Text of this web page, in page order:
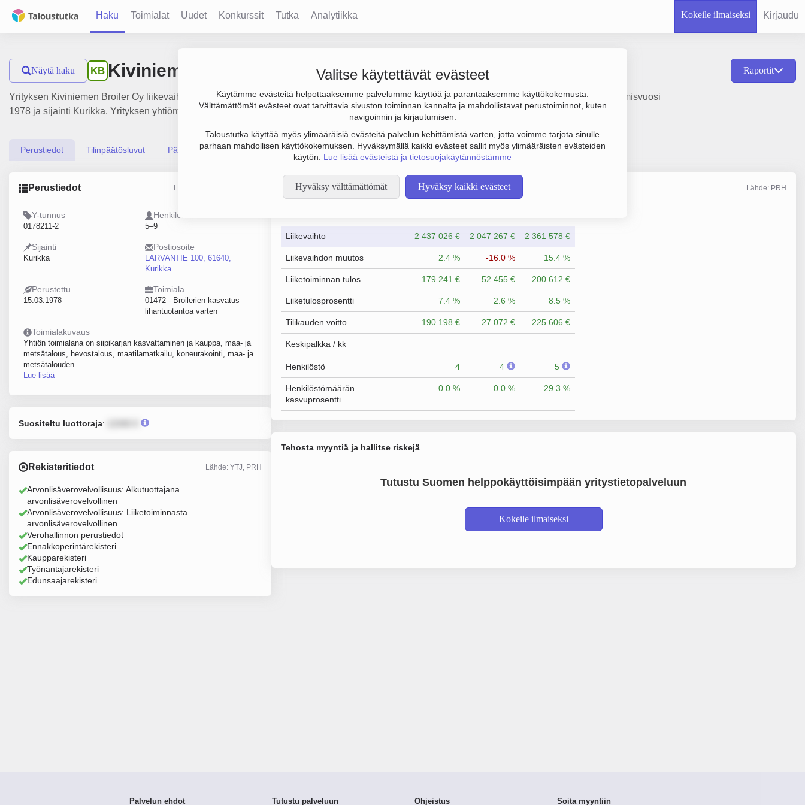
Haku Toimialat Uudet Konkurssit Tutka Analytiikka Kokeile ilmaiseksi Kirjaudu
Valitse käytettävät evästeet
Käytämme evästeitä helpottaaksemme palvelumme käyttöä ja parantaaksemme käyttökokemusta.
Välttämättömät evästeet ovat tarvittavia sivuston toiminnan kannalta ja mahdollistavat perustoiminnot, kuten
navigoinnin ja kirjautumisen.
Taloustutka käyttää myös ylimääräisiä evästeitä palvelun kehittämistä varten, jotta voimme tarjota sinulle
parhaan mahdollisen käyttökokemuksen. Hyväksymällä kaikki evästeet sallit myös ylimääräisten evästeiden
käytön. Lue lisää evästeistä ja tietosuojakäytännöstämme
Hyväksy välttämättömät Hyväksy kaikki evästeet
Näytä haku KB Kiviniemen Broiler Oy Raportit
Yrityksen Kiviniemen Broiler Oy liikevaihto on 2.4 milj. € ja tulos 201 000 €. Sen päätoimiala on Broilerien kasvatus lihantuotantoa varten, perustamisvuosi
1978 ja sijainti Kurikka. Yrityksen yhtiömuoto Osakeyhtiö (OY).
Perustiedot Tilinpäätösluvut Päättäjätiedot
Perustiedot Lähde: YTJ, PRH, Traficom
Y-tunnus
0178211-2
Henkilöstömäärä
5–9
Sijainti
Kurikka
Postiosoite
LARVANTIE 100, 61640,
Kurikka
Perustettu
15.03.1978
Toimiala
01472 - Broilerien kasvatus
lihantuotantoa varten
Toimialakuvaus
Yhtiön toimialana on siipikarjan kasvattaminen ja kauppa, maa- ja
metsätalous, hevostalous, maatilamatkailu, koneurakointi, maa- ja
metsätalouden...
Lue lisää
Suositeltu luottoraja:
Rekisteritiedot Lähde: YTJ, PRH
Arvonlisäverovelvollisuus: Alkutuottajana
arvonlisäverovelvollinen
Arvonlisäverovelvollisuus: Liiketoiminnasta
arvonlisäverovelvollinen
Verohallinnon perustiedot
Ennakkoperintärekisteri
Kaupparekisteri
Työnantajarekisteri
Edunsaajarekisteri
Taloustiedot Lähde: PRH
Liikevaihto 2 437 026 € 2 047 267 € 2 361 578 €
Liikevaihdon muutos 2.4 % -16.0 % 15.4 %
Liiketoiminnan tulos 179 241 € 52 455 € 200 612 €
Liiketulosprosentti 7.4 % 2.6 % 8.5 %
Tilikauden voitto 190 198 € 27 072 € 225 606 €
Keskipalkka / kk
Henkilöstö 4 4 5
Henkilöstömäärän
kasvuprosentti
0.0 % 0.0 % 29.3 %
Tehosta myyntiä ja hallitse riskejä
Tutustu Suomen helppokäyttöisimpään yritystietopalveluun
Kokeile ilmaiseksi
Palvelun ehdot Tutustu palveluun Ohjeistus Soita myyntiin